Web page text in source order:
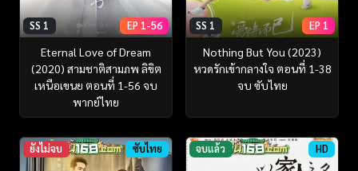
SS 1 EP 1-56
Eternal Love of Dream
(2020) สามชาติสามภพ ลิขิต
เหนือเขนย ตอนที่ 1-56 จบ
พากย์ไทย
SS 1 EP 1
Nothing But You (2023)
หวดรักเข้ากลางใจ ตอนที่ 1-38
จบ ซับไทย
ยังไม่จบ ซับไทย จบแล้ว HD